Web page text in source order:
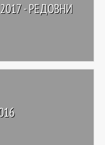
- РЕДОВНИ